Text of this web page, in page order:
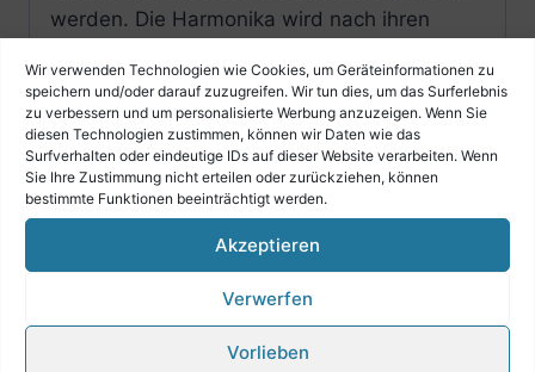
Wir verwenden Technologien wie Cookies, um Geräteinformationen zu
speichern und/oder darauf zuzugreifen. Wir tun dies, um das Surferlebnis
zu verbessern und um personalisierte Werbung anzuzeigen. Wenn Sie
diesen Technologien zustimmen, können wir Daten wie das
Surfverhalten oder eindeutige IDs auf dieser Website verarbeiten. Wenn
Sie Ihre Zustimmung nicht erteilen oder zurückziehen, können
bestimmte Funktionen beeinträchtigt werden.
Akzeptieren
Verwerfen
Vorlieben
werden. Die Harmonika wird nach ihren
Die verschiedenen Rucksäcke, Riemen,
Bassbodenleder sowie Knöpfe finden Sie
unter unseren Angeboten.
Unsere Alpen Harmonika´s bieten das beste
Preisleistungsverhältnis auf dem gesamten